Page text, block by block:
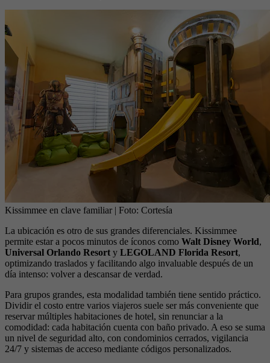
Kissimmee en clave familiar | Foto: Cortesía
La ubicación es otro de sus grandes diferenciales. Kissimmee
permite estar a pocos minutos de íconos como Walt Disney World,
Universal Orlando Resort y LEGOLAND Florida Resort,
optimizando traslados y facilitando algo invaluable después de un
día intenso: volver a descansar de verdad.
Para grupos grandes, esta modalidad también tiene sentido práctico.
Dividir el costo entre varios viajeros suele ser más conveniente que
reservar múltiples habitaciones de hotel, sin renunciar a la
comodidad: cada habitación cuenta con baño privado. A eso se suma
un nivel de seguridad alto, con condominios cerrados, vigilancia
24/7 y sistemas de acceso mediante códigos personalizados.